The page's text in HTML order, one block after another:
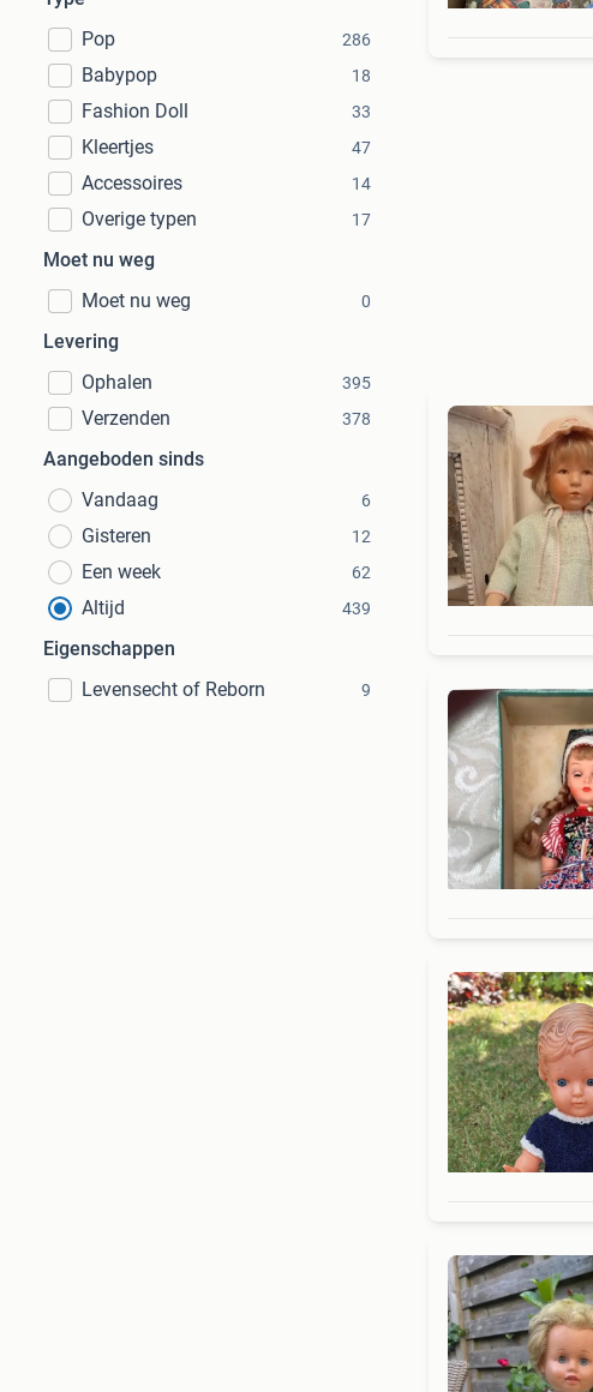
Pop
286
Babypop 18
Fashion Doll 33
Kleertjes 47
Accessoires 14
Overige typen 17
Moet nu weg
Moet nu weg
0
Levering
Ophalen
395
Verzenden 378
Aangeboden sinds
Vandaag
6
Gisteren 12
Een week 62
Altijd 439
Eigenschappen
Levensecht of Reborn
9